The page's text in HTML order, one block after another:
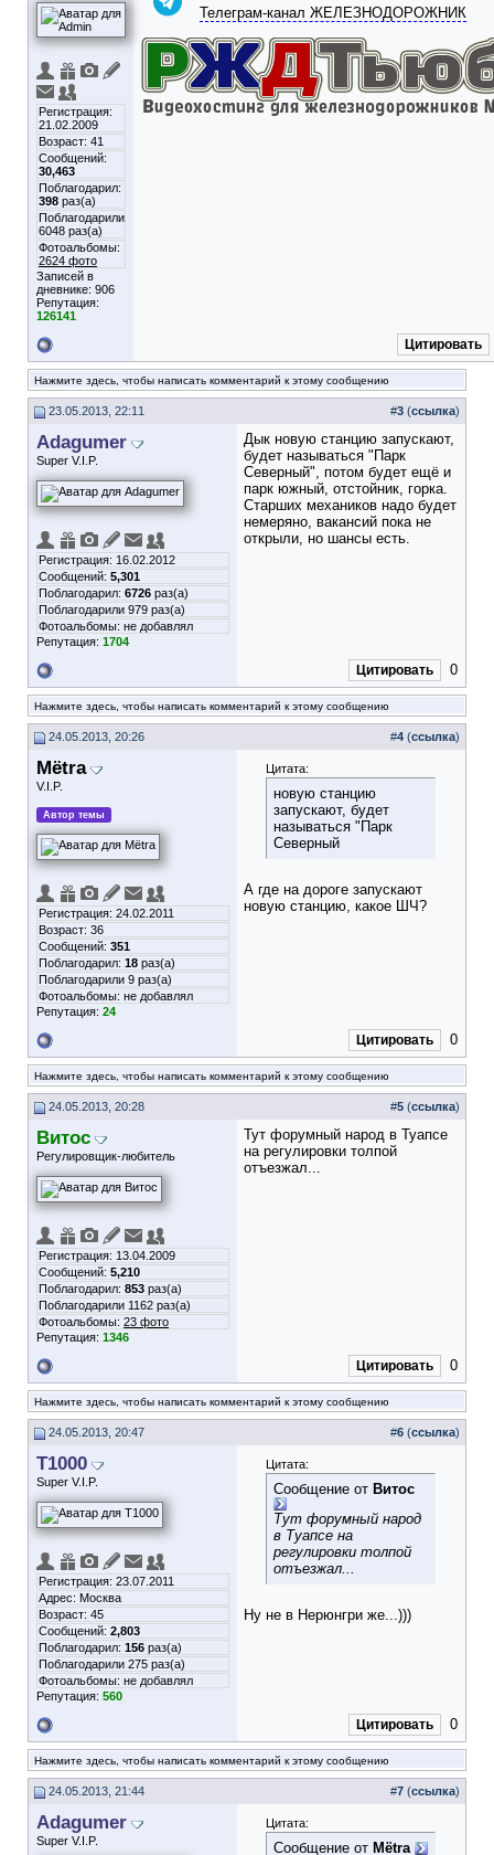
Регистрация:
21.02.2009
Возраст: 41
Сообщений:
30,463
Поблагодарил:
398 раз(а)
Поблагодарили
6048 раз(а)
Фотоальбомы:
2624 фото
Записей в
дневнике: 906
Репутация:
126141
Телеграм-канал ЖЕЛЕЗНОДОРОЖНИК
Цитировать
Нажмите здесь, чтобы написать комментарий к этому сообщению
23.05.2013, 22:11 #3 (ссылка)
Adagumer
Super V.I.P.
Регистрация: 16.02.2012
Сообщений: 5,301
Поблагодарил: 6726 раз(а)
Поблагодарили 979 раз(а)
Фотоальбомы: не добавлял
Репутация: 1704
Дык новую станцию запускают,
будет называться "Парк
Северный", потом будет ещё и
парк южный, отстойник, горка.
Старших механиков надо будет
немеряно, вакансий пока не
открыли, но шансы есть.
Цитировать 0
Нажмите здесь, чтобы написать комментарий к этому сообщению
24.05.2013, 20:26 #4 (ссылка)
Mёtra
V.I.P.
Автор темы
Регистрация: 24.02.2011
Возраст: 36
Сообщений: 351
Поблагодарил: 18 раз(а)
Поблагодарили 9 раз(а)
Фотоальбомы: не добавлял
Репутация: 24
Цитата:
новую станцию
запускают, будет
называться "Парк
Северный
А где на дороге запускают
новую станцию, какое ШЧ?
Цитировать 0
Нажмите здесь, чтобы написать комментарий к этому сообщению
24.05.2013, 20:28 #5 (ссылка)
Витос
Регулировщик-любитель
Регистрация: 13.04.2009
Сообщений: 5,210
Поблагодарил: 853 раз(а)
Поблагодарили 1162 раз(а)
Фотоальбомы: 23 фото
Репутация: 1346
Тут форумный народ в Туапсе
на регулировки толпой
отъезжал...
Цитировать 0
Нажмите здесь, чтобы написать комментарий к этому сообщению
24.05.2013, 20:47 #6 (ссылка)
T1000
Super V.I.P.
Регистрация: 23.07.2011
Адрес: Москва
Возраст: 45
Сообщений: 2,803
Поблагодарил: 156 раз(а)
Поблагодарили 275 раз(а)
Фотоальбомы: не добавлял
Репутация: 560
Цитата:
Сообщение от Витос
Тут форумный народ
в Туапсе на
регулировки толпой
отъезжал...
Ну не в Нерюнгри же...)))
Цитировать 0
Нажмите здесь, чтобы написать комментарий к этому сообщению
24.05.2013, 21:44 #7 (ссылка)
Adagumer
Super V.I.P.
Цитата:
Сообщение от Mёtra